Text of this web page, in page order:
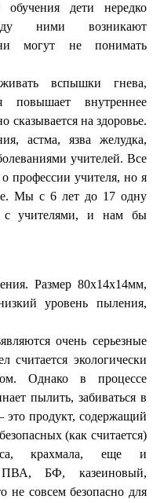
дети нередко
ними возникают
могут не понимать
вспышки гнева,
повышает внутреннее
сказывается на здоровье.
астма, язва желудка,
учителей. Все
профессии учителя, но я
Мы с 6 лет до 17 одну
с учителями, и нам бы
Размер 80х14х14мм,
уровень пыления,
очень серьезные
считается экологически
Однако в процессе
пылить, забиваться в
продукт, содержащий
(как считается)
крахмала, еще и
ПВА, БФ, казеиновый,
не совсем безопасно для